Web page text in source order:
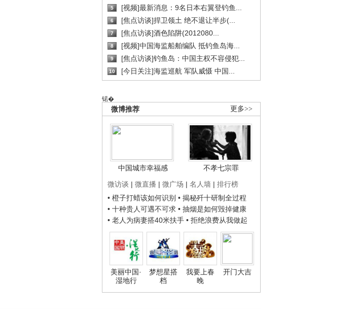
5 [视频]最新消息：9名日本右翼登钓鱼...
6 [焦点访谈]捍卫领土 绝不退让半步(...
7 [焦点访谈]酒色陷阱(2012080...
8 [视频]中国海监船舶编队 抵钓鱼岛海...
9 [焦点访谈]钓鱼岛：中国主权不容侵犯...
10 [今日关注]海监巡航 军队威慑 中国...
锘�
更多>>
微博推荐
中国城市幸福感
不孝七宗罪
微访谈 | 微直播 | 微广场 | 名人墙 | 排行榜
• 橙子打蜡该如何识别 • 揭秘歼十研制全过程
• 十种贵人可遇不可求 • 抽烟是如何毁掉健康
• 老人为病妻搭40米扶手 • 拒绝浪费从我做起
美丽中国·
湿地行
梦想星搭
档
我要上春
晚
开门大吉